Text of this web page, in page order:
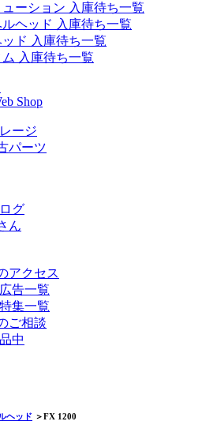
ーション 入庫待ち一覧
ルヘッド 入庫待ち一覧
ド 入庫待ち一覧
ム 入庫待ち一覧
Shop
ージ
パーツ
グ
ん
アクセス
告一覧
集一覧
ご相談
中
ヘッド ＞FX 1200